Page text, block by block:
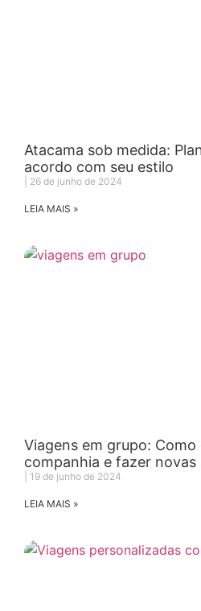
Atacama sob medida:
acordo com seu estilo
26 de junho de 2024
LEIA MAIS »
Viagens em grupo:
companhia e fazer novas
19 de junho de 2024
LEIA MAIS »